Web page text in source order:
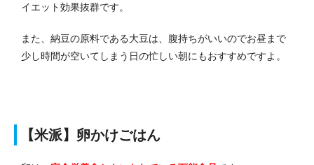
イエット効果抜群です。
また、納豆の原料である大豆は、腹持ちがいいのでお昼まで
少し時間が空いてしまう日の忙しい朝にもおすすめですよ。
【米派】卵かけごはん